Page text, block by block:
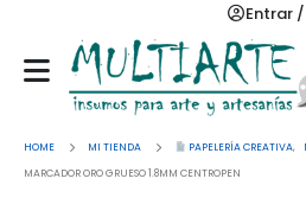
Entrar
HOME MI TIENDA PAPELERÍA CREATIVA,
MARCADOR ORO GRUESO 1.8MM CENTROPEN